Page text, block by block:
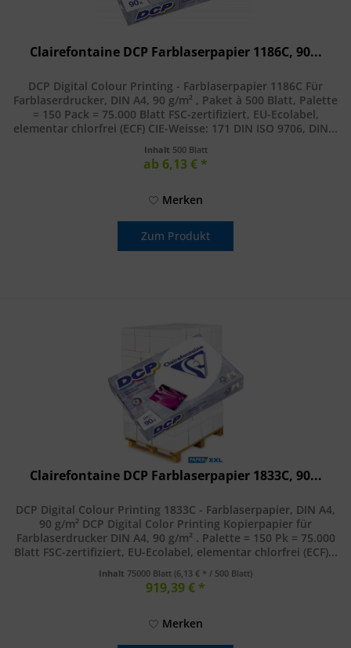
Clairefontaine DCP Farblaserpapier 1186C, 90...
DCP Digital Colour Printing - Farblaserpapier 1186C Für
Farblaserdrucker, DIN A4, 90 g/m² , Paket à 500 Blatt, Palette
= 150 Pack = 75.000 Blatt FSC-zertifiziert, EU-Ecolabel,
elementar chlorfrei (ECF) CIE-Weisse: 171 DIN ISO 9706, DIN...
Inhalt 500 Blatt
ab 6,13 € *
Merken
Zum Produkt
Clairefontaine DCP Farblaserpapier 1833C, 90...
DCP Digital Colour Printing 1833C - Farblaserpapier, DIN A4,
90 g/m² DCP Digital Color Printing Kopierpapier für
Farblaserdrucker DIN A4, 90 g/m² . Palette = 150 Pk = 75.000
Blatt FSC-zertifiziert, EU-Ecolabel, elementar chlorfrei (ECF)...
Inhalt75000 Blatt (6,13 € * / 500 Blatt)
919,39 € *
Merken